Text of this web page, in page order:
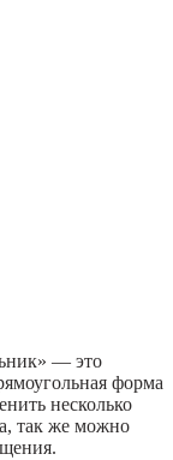
— это
форма
несколько
так же можно